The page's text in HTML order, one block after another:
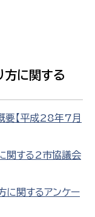
方に関する
要【平成28年7月
関する2市協議会
に関するアンケー